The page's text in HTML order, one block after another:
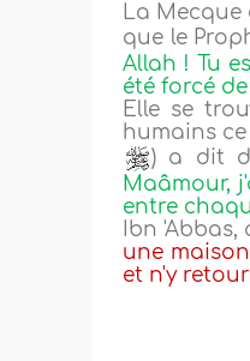
La Mecque
que le
Allah ! Tu
été forcé
Elle se
humains
) a dit
Maâmour,
entre
Ibn
une
et n'y